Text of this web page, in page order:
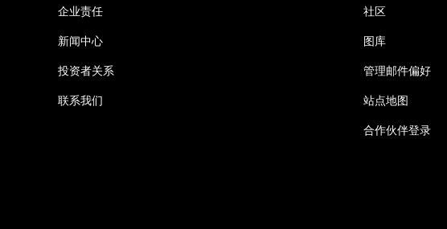
企业责任
新闻中心
投资者关系
联系我们
社区
图库
管理邮件偏好
站点地图
合作伙伴登录